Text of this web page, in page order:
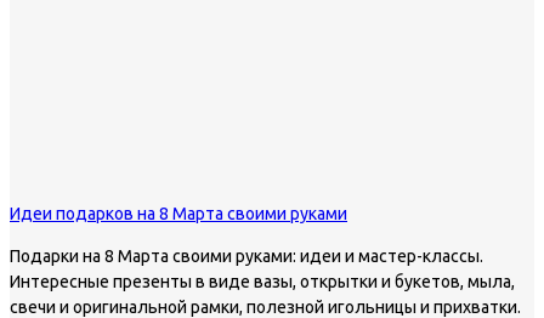
Идеи подарков на 8 Марта своими руками
Подарки на 8 Марта своими руками: идеи и мастер-классы.
Интересные презенты в виде вазы, открытки и букетов, мыла,
свечи и оригинальной рамки, полезной игольницы и прихватки.